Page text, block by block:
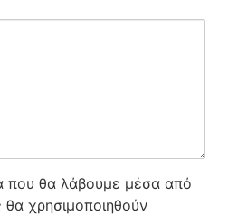
που θα λάβουμε μέσα από
χρησιμοποιηθούν